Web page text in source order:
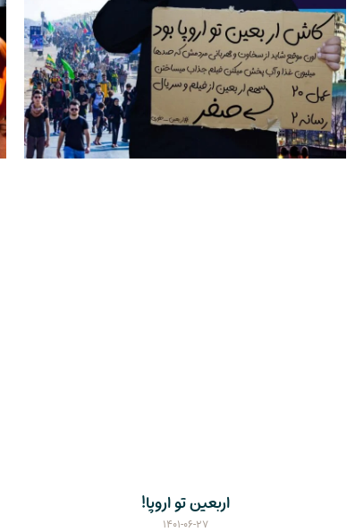
اربعین تو اروپا!
۱۴۰۱-۰۶-۲۷